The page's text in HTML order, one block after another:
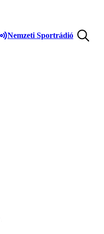
Nemzeti Sportrádió